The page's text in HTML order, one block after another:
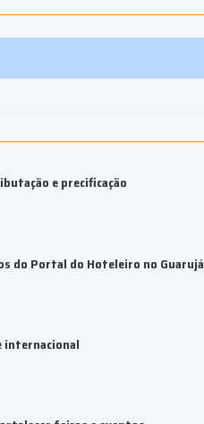
e precificação
do Portal do Hoteleiro no Guarujá
internacional